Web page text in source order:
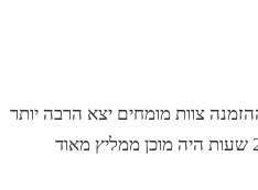
צוות מומחים יצא הרבה יותר